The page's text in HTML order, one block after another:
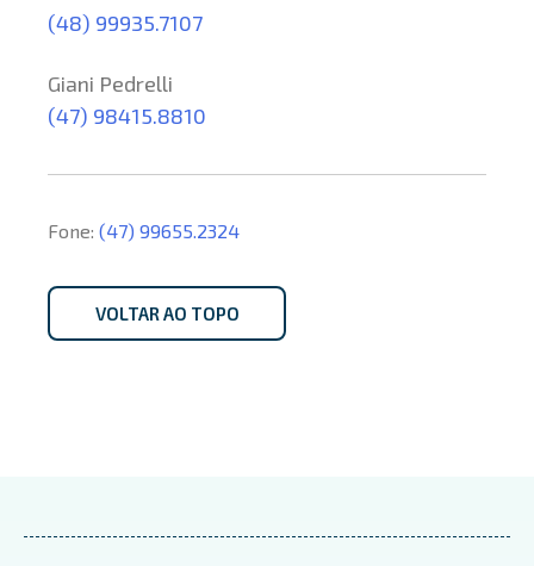
(48) 99935.7107
Giani Pedrelli
(47) 98415.8810
Fone: (47) 99655.2324
VOLTAR AO TOPO